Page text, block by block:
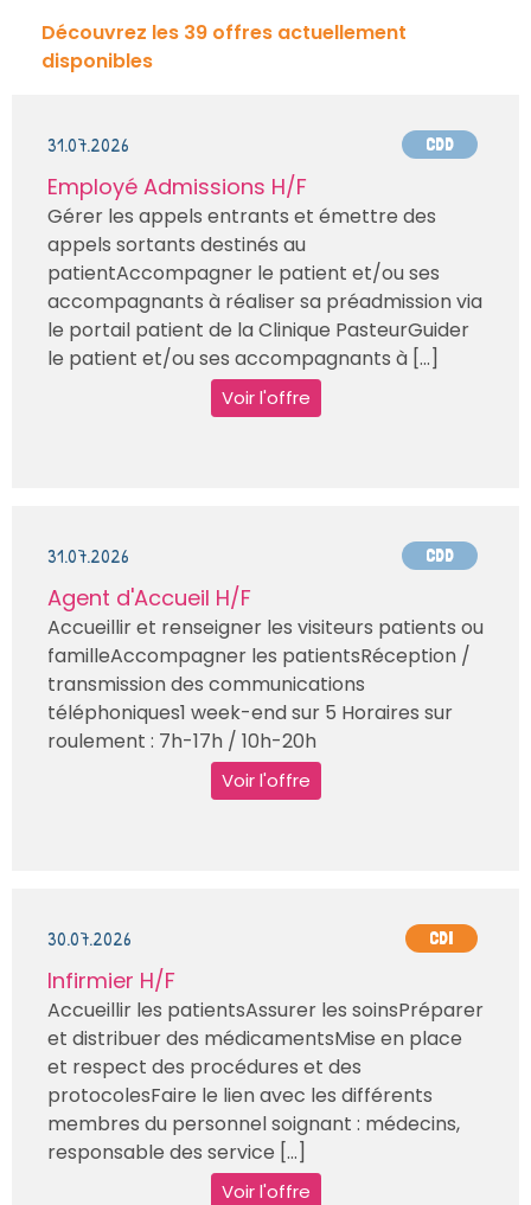
Découvrez les 39 offres actuellement
disponibles
31.07.2026 CDD
Employé Admissions H/F
Gérer les appels entrants et émettre des
appels sortants destinés au
patientAccompagner le patient et/ou ses
accompagnants à réaliser sa préadmission via
le portail patient de la Clinique PasteurGuider
le patient et/ou ses accompagnants à [...]
Voir l'offre
31.07.2026 CDD
Agent d'Accueil H/F
Accueillir et renseigner les visiteurs patients ou
familleAccompagner les patientsRéception /
transmission des communications
téléphoniques1 week-end sur 5 Horaires sur
roulement : 7h-17h / 10h-20h
Voir l'offre
30.07.2026 CDI
Infirmier H/F
Accueillir les patientsAssurer les soinsPréparer
et distribuer des médicamentsMise en place
et respect des procédures et des
protocolesFaire le lien avec les différents
membres du personnel soignant : médecins,
responsable des service [...]
Voir l'offre